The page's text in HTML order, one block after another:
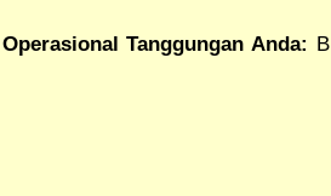
Tanggungan Anda: